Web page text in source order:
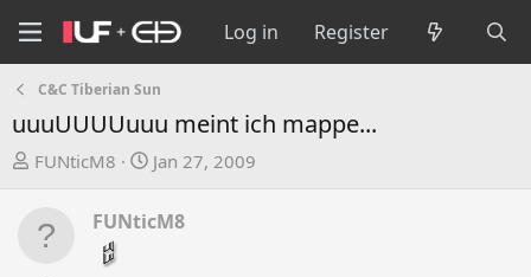
Log in Register
C&C Tiberian Sun
uuuUUUUuuu meint ich mappe...
T
e
FUNticM8
S
a
Jan 27, 2009
FUNticM8